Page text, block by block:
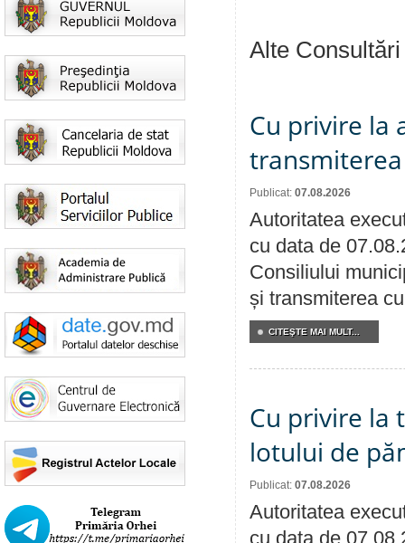
Alte
Cu privire la
Publicat: 07.08.2026
Autoritatea
cu data de
Consiliului
și transmiterea
CITEŞTE MAI MULT...
Cu privire la
lotului de
Publicat: 07.08.2026
Autoritatea
cu data de